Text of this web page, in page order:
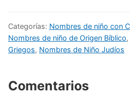
Categorías: Nombres de niño con C
Nombres de niño de Origen Bíblico,
Griegos, Nombres de Niño Judíos
Comentarios